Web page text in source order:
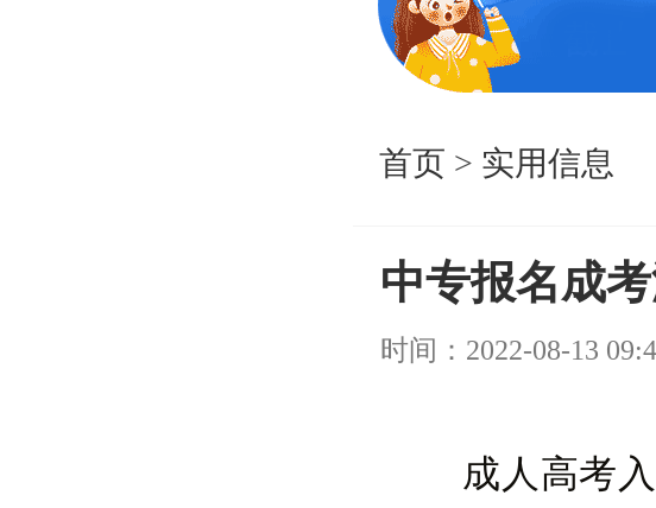
首页 > 实用信息
中专报名成
时间：2022-08-13
成人高考入